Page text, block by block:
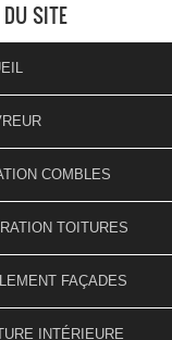
SITE
COMBLES
TOITURES
FAÇADES
INTÉRIEURE